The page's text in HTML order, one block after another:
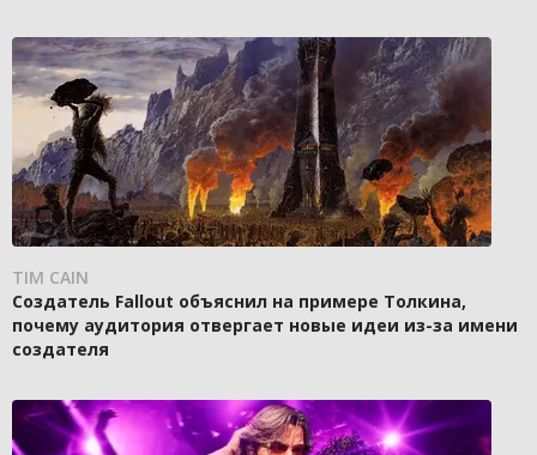
TIM CAIN
Создатель Fallout объяснил на примере Толкина,
почему аудитория отвергает новые идеи из-за имени
создателя